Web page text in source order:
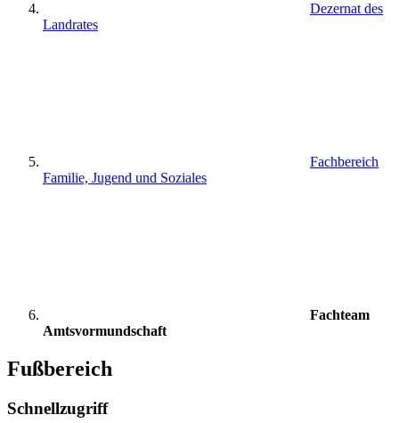
Dezernat des
Landrates
Fachbereich
Familie, Jugend und Soziales
Fachteam
Amtsvormundschaft
Fußbereich
Schnellzugriff